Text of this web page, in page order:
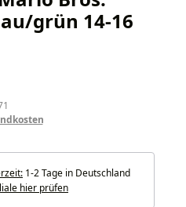
grün 14-16
1-2 Tage in Deutschland
hier prüfen